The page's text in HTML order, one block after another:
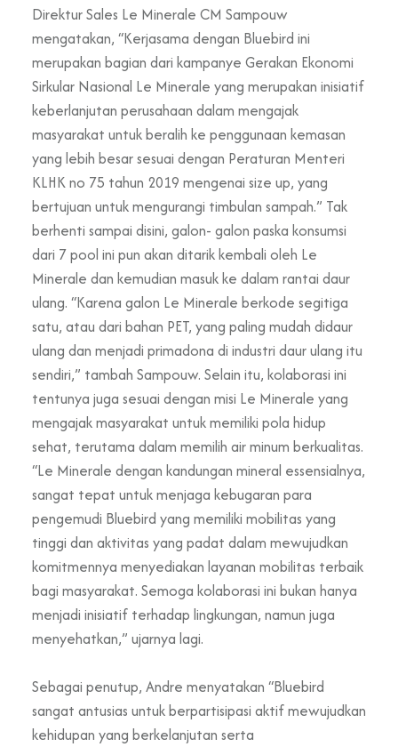
Direktur Sales Le Minerale CM Sampouw
mengatakan, “Kerjasama dengan Bluebird ini
merupakan bagian dari kampanye Gerakan Ekonomi
Sirkular Nasional Le Minerale yang merupakan inisiatif
keberlanjutan perusahaan dalam mengajak
masyarakat untuk beralih ke penggunaan kemasan
yang lebih besar sesuai dengan Peraturan Menteri
KLHK no 75 tahun 2019 mengenai size up, yang
bertujuan untuk mengurangi timbulan sampah.” Tak
berhenti sampai disini, galon- galon paska konsumsi
dari 7 pool ini pun akan ditarik kembali oleh Le
Minerale dan kemudian masuk ke dalam rantai daur
ulang. “Karena galon Le Minerale berkode segitiga
satu, atau dari bahan PET, yang paling mudah didaur
ulang dan menjadi primadona di industri daur ulang itu
sendiri,” tambah Sampouw. Selain itu, kolaborasi ini
tentunya juga sesuai dengan misi Le Minerale yang
mengajak masyarakat untuk memiliki pola hidup
sehat, terutama dalam memilih air minum berkualitas.
“Le Minerale dengan kandungan mineral essensialnya,
sangat tepat untuk menjaga kebugaran para
pengemudi Bluebird yang memiliki mobilitas yang
tinggi dan aktivitas yang padat dalam mewujudkan
komitmennya menyediakan layanan mobilitas terbaik
bagi masyarakat. Semoga kolaborasi ini bukan hanya
menjadi inisiatif terhadap lingkungan, namun juga
menyehatkan,” ujarnya lagi.
Sebagai penutup, Andre menyatakan “Bluebird
sangat antusias untuk berpartisipasi aktif mewujudkan
kehidupan yang berkelanjutan serta